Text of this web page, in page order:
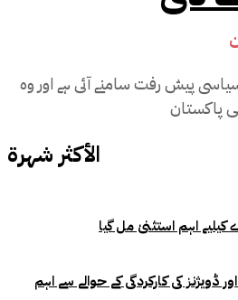
پیش رفت سامنے آئی ہے اور وہ
الأكثر شهرة
کیلیے اہم استثنیٰ مل گیا
ڈویژنز کی کارکردگی کے حوالے سے اہم